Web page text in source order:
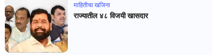
माहितीचा खजिना
राज्यातील ४८ विजयी खासदार